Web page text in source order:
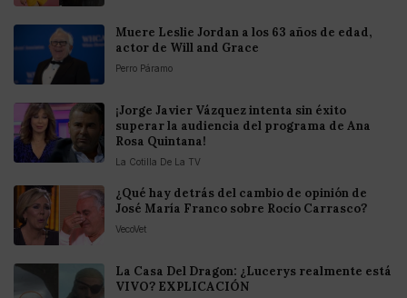
Muere Leslie Jordan a los 63 años de edad,
actor de Will and Grace
Perro Páramo
¡Jorge Javier Vázquez intenta sin éxito
superar la audiencia del programa de Ana
Rosa Quintana!
La Cotilla De La TV
¿Qué hay detrás del cambio de opinión de
José María Franco sobre Rocío Carrasco?
VecoVet
La Casa Del Dragon: ¿Lucerys realmente está
VIVO? EXPLICACIÓN